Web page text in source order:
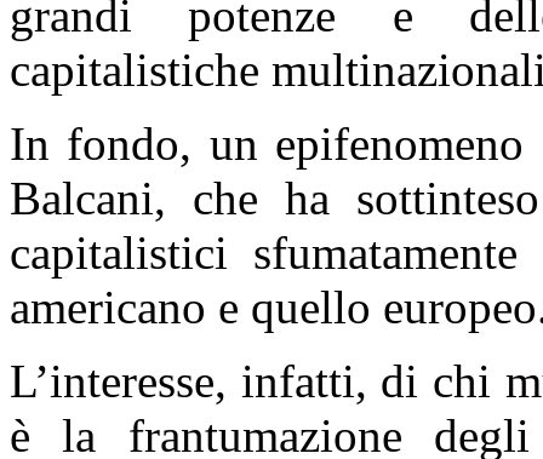
grandi potenze e
capitalistiche
In fondo, un
Balcani, che ha
capitalistici
americano e quello
L’interesse, infatti, di chi
è la frantumazione